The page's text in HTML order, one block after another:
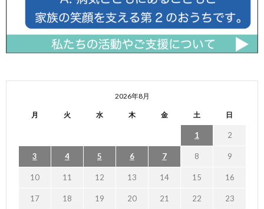
2026年8月
月 火 水 木 金 土 日
1 2
3 4 5 6 7 8 9
10 11 12 13 14 15 16
17 18 19 20 21 22 23